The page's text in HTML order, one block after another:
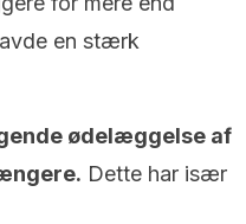
en stærk
ødelæggelse af
Dette har især